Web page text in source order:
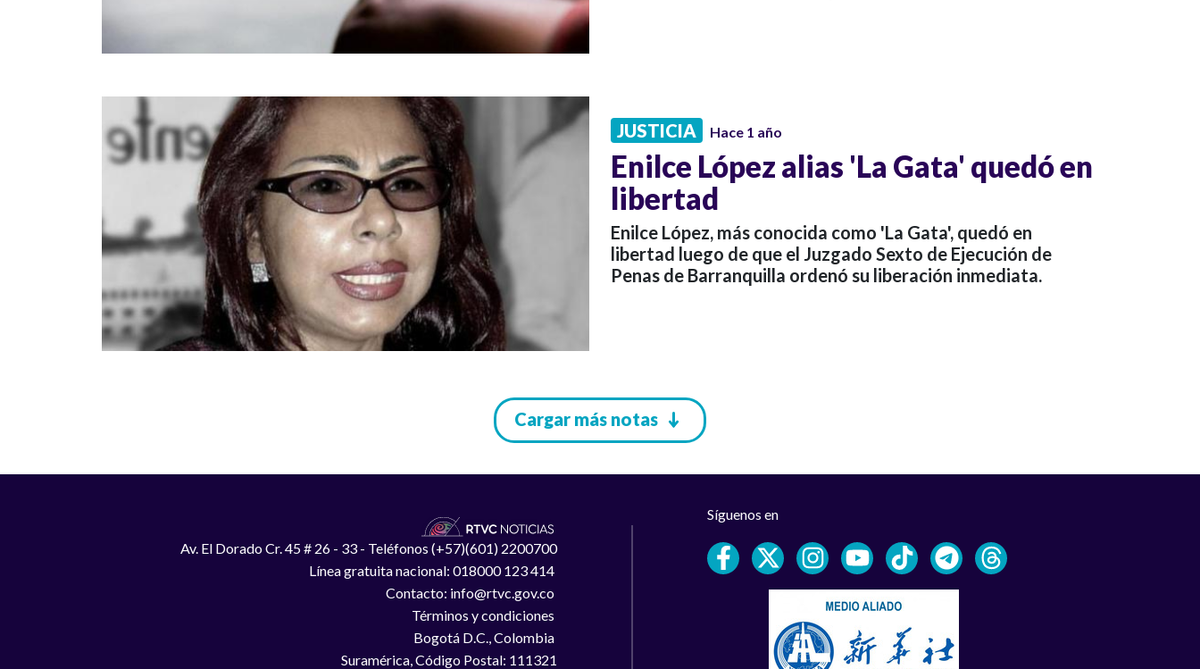
JUSTICIA Hace 1 año
Enilce López alias 'La Gata' quedó en
libertad
Enilce López, más conocida como 'La Gata', quedó en
libertad luego de que el Juzgado Sexto de Ejecución de
Penas de Barranquilla ordenó su liberación inmediata.
Cargar más notas
Av. El Dorado Cr. 45 # 26 - 33 - Teléfonos (+57)(601) 2200700
Línea gratuita nacional: 018000 123 414
Contacto: info@rtvc.gov.co
Términos y condiciones
Bogotá D.C., Colombia
Suramérica, Código Postal: 111321
Síguenos en